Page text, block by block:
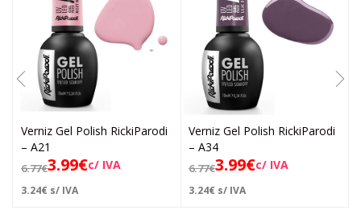
Verniz Gel Polish RickiParodi
– A21
6.77€3.99€c/ IVA
3.24€ s/ IVA
Verniz Gel Polish RickiParodi
– A34
6.77€3.99€c/ IVA
3.24€ s/ IVA